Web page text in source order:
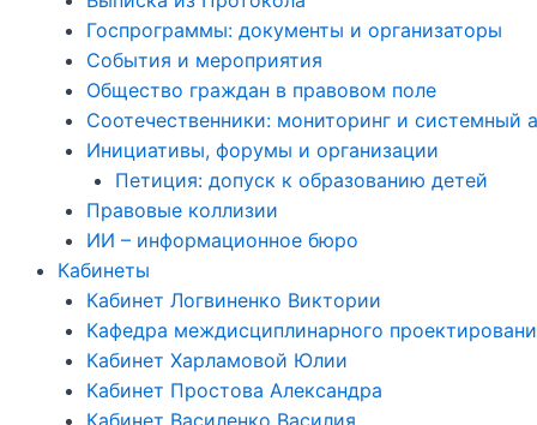
Госпрограммы: документы и организаторы
События и мероприятия
Общество граждан в правовом поле
Соотечественники: мониторинг и системный
Инициативы, форумы и организации
Петиция: допуск к образованию детей
Правовые коллизии
ИИ – информационное бюро
Кабинеты
Кабинет Логвиненко Виктории
Кафедра междисциплинарного
Кабинет Харламовой Юлии
Кабинет Простова Александра
Кабинет Василенко Василия